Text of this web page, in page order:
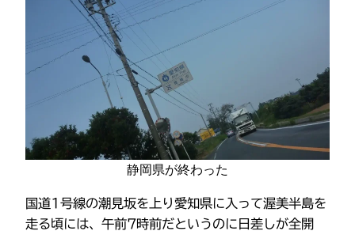
静岡県が終わった
国道1号線の潮見坂を上り愛知県に入って渥美半島を
走る頃には、午前7時前だというのに日差しが全開